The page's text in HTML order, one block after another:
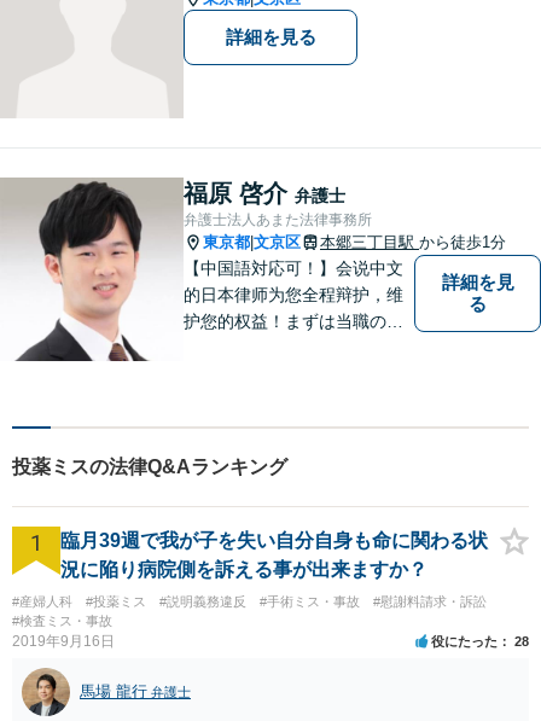
詳細を見る
福原 啓介 弁護士
弁護士法人あまた法律事務所
東京都 文京区 本郷三丁目駅 から徒歩1分
【中国語対応可！】会说中文
的日本律师为您全程辩护，维
护您的权益！まずは当職の直
さい。
詳細を見
る
投薬ミスの法律Q&Aランキング
1
臨月39週で我が子を失い自分自身も命に関わる状
況に陥り病院側を訴える事が出来ますか？
#産婦人科 #投薬ミス #説明義務違反 #手術ミス・事故
#慰謝料請求・訴訟
#検査ミス・事故
2019年9月16日 役にたった 28
馬場 龍行 弁護士